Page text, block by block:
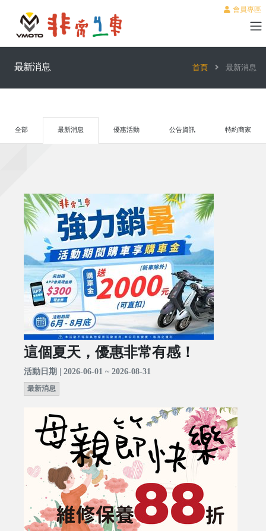
會員專區
最新消息 首頁 最新消息
全部 最新消息 優惠活動 公告資訊 特約商家
這個夏天，優惠非常有感！
活動日期 | 2026-06-01 ~ 2026-08-31
最新消息